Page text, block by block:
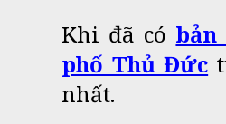
Khi đã có bản
phố Thủ Đức
nhất.